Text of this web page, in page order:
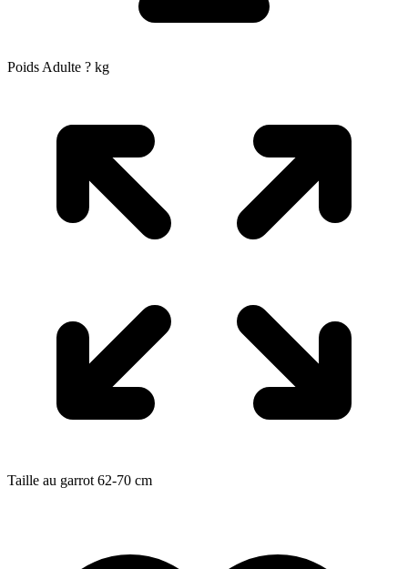
Poids Adulte ? kg
Taille au garrot 62-70 cm